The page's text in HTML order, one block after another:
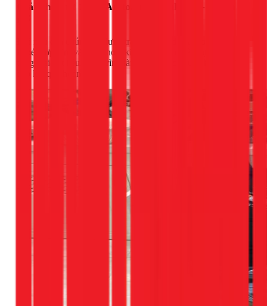
Giải pháp từ 1Fix: An toàn - Chính xác - Thẩm
Đội ngũ của chúng tôi được trang bị đầy đủ các loại mũi
khoét hợp kim và mũi khoét kim cương chuyên dụng cho
từng loại vật liệu. Quy trình làm việc được chuẩn hóa để đảm
bảo kết quả hoàn hảo.